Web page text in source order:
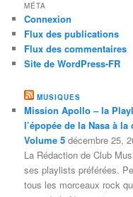
MÉTA
Connexion
Flux des publications
Flux des commentaires
Site de WordPress-FR
MUSIQUES
Mission Apollo – la
l’épopée de la Nasa à
Volume 5 décembre 25,
La Rédaction de Club
ses playlists préférées.
tous les morceaux rock